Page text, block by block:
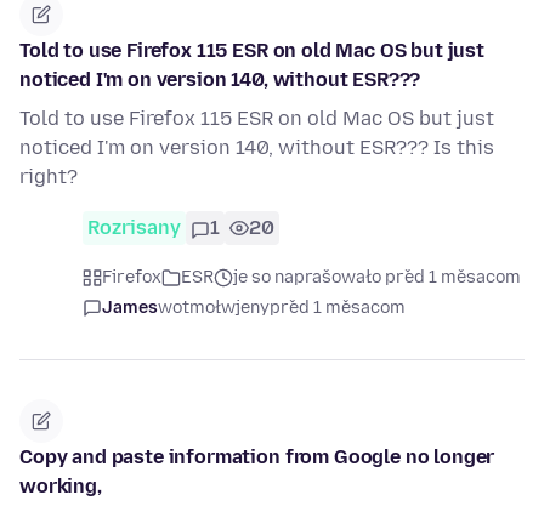
Told to use Firefox 115 ESR on old Mac OS but just
noticed I'm on version 140, without ESR???
Told to use Firefox 115 ESR on old Mac OS but just
noticed I'm on version 140, without ESR??? Is this
right?
Rozrisany 1 20
Firefox ESR
je so naprašowało před 1 měsacom
Jameswotmołwjenypřed 1 měsacom
Copy and paste information from Google no longer
working,